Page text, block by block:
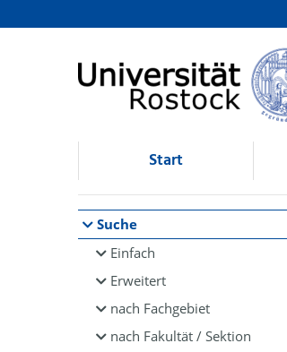
Browsen
direkt zum Inhalt
Start
Suche
Einfach
Erweitert
nach Fachgebiet
nach Fakultät / Sektion